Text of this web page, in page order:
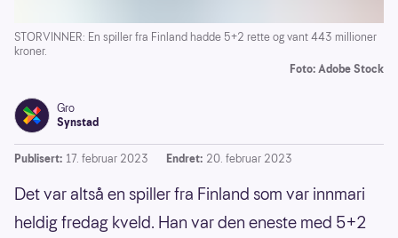
STORVINNER: En spiller fra Finland hadde 5+2 rette og vant 443 millioner
kroner.
Foto: Adobe Stock
Gro
Synstad
Publisert: 17. februar 2023 Endret: 20. februar 2023
Det var altså en spiller fra Finland som var innmari
heldig fredag kveld. Han var den eneste med 5+2